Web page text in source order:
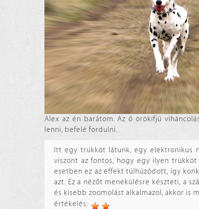
Alex az én barátom. Az ő örökifjú
lenni, befelé fordulni.
Itt egy trükköt látunk, egy elektronikus
viszont az fontos, hogy egy ilyen
esetben ez az effekt túlhúzódott, így
azt. Ez a nézőt menekülésre készteti, a
és kisebb zoomolást alkalmazol, akkor is
értékelés: